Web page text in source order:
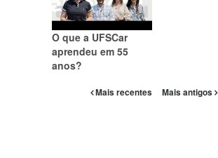
O que a UFSCar
aprendeu em 55
anos?
Mais recentes Mais antigos